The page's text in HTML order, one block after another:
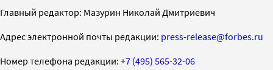
Главный редактор: Мазурин Николай Дмитриевич
Адрес электронной почты редакции: press-release@forbes.ru
Номер телефона редакции: +7 (495) 565-32-06